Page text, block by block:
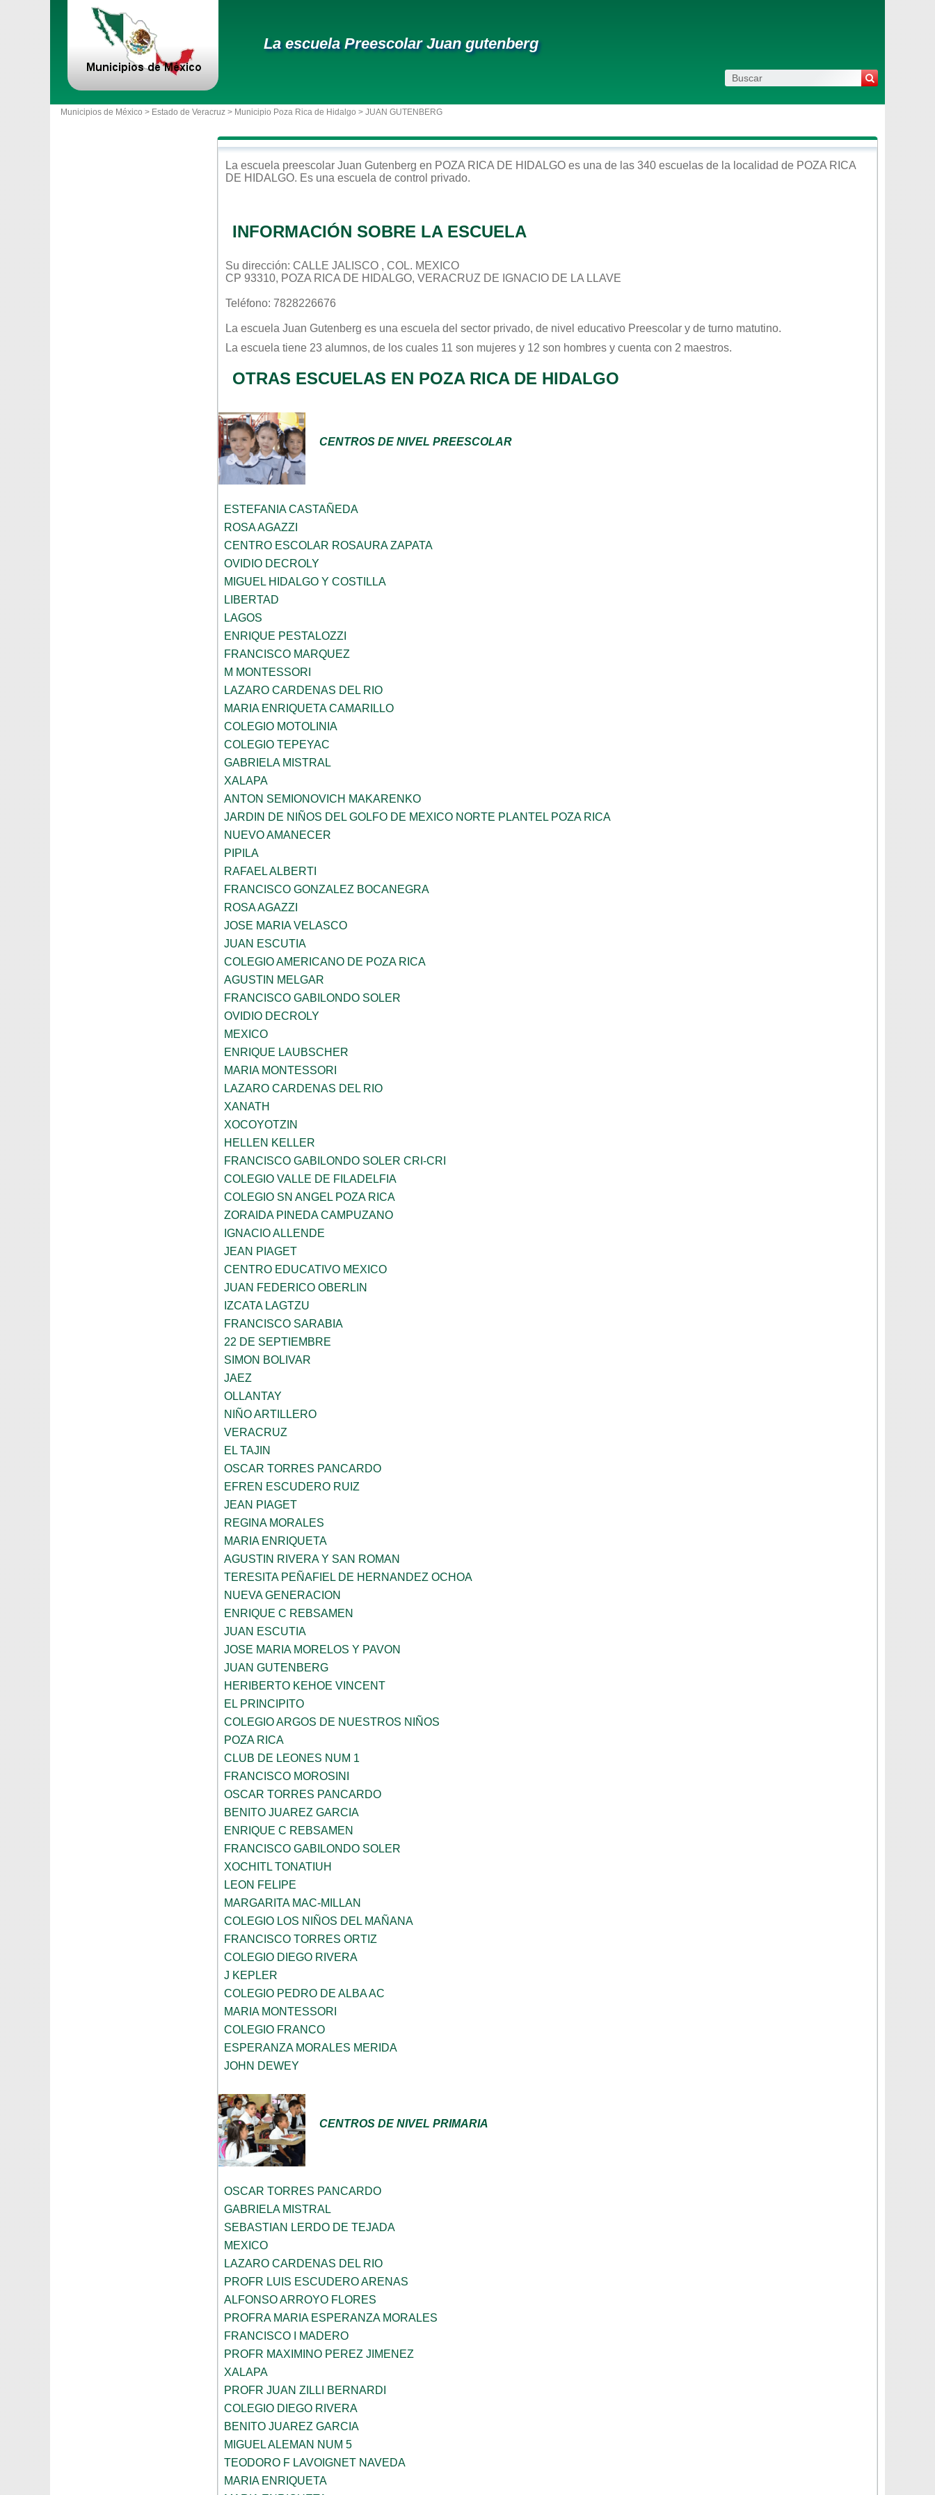
La escuela Preescolar Juan gutenberg
Municipios de México > Estado de Veracruz > Municipio Poza Rica de Hidalgo > JUAN GUTENBERG
La escuela preescolar Juan Gutenberg en POZA RICA DE HIDALGO es una de las 340 escuelas de la localidad de POZA RICA
DE HIDALGO. Es una escuela de control privado.
INFORMACIÓN SOBRE LA ESCUELA
Su dirección: CALLE JALISCO , COL. MEXICO
CP 93310, POZA RICA DE HIDALGO, VERACRUZ DE IGNACIO DE LA LLAVE
Teléfono: 7828226676
La escuela Juan Gutenberg es una escuela del sector privado, de nivel educativo Preescolar y de turno matutino.
La escuela tiene 23 alumnos, de los cuales 11 son mujeres y 12 son hombres y cuenta con 2 maestros.
OTRAS ESCUELAS EN POZA RICA DE HIDALGO
CENTROS DE NIVEL PREESCOLAR
ESTEFANIA CASTAÑEDA
ROSA AGAZZI
CENTRO ESCOLAR ROSAURA ZAPATA
OVIDIO DECROLY
MIGUEL HIDALGO Y COSTILLA
LIBERTAD
LAGOS
ENRIQUE PESTALOZZI
FRANCISCO MARQUEZ
M MONTESSORI
LAZARO CARDENAS DEL RIO
MARIA ENRIQUETA CAMARILLO
COLEGIO MOTOLINIA
COLEGIO TEPEYAC
GABRIELA MISTRAL
XALAPA
ANTON SEMIONOVICH MAKARENKO
JARDIN DE NIÑOS DEL GOLFO DE MEXICO NORTE PLANTEL POZA RICA
NUEVO AMANECER
PIPILA
RAFAEL ALBERTI
FRANCISCO GONZALEZ BOCANEGRA
ROSA AGAZZI
JOSE MARIA VELASCO
JUAN ESCUTIA
COLEGIO AMERICANO DE POZA RICA
AGUSTIN MELGAR
FRANCISCO GABILONDO SOLER
OVIDIO DECROLY
MEXICO
ENRIQUE LAUBSCHER
MARIA MONTESSORI
LAZARO CARDENAS DEL RIO
XANATH
XOCOYOTZIN
HELLEN KELLER
FRANCISCO GABILONDO SOLER CRI-CRI
COLEGIO VALLE DE FILADELFIA
COLEGIO SN ANGEL POZA RICA
ZORAIDA PINEDA CAMPUZANO
IGNACIO ALLENDE
JEAN PIAGET
CENTRO EDUCATIVO MEXICO
JUAN FEDERICO OBERLIN
IZCATA LAGTZU
FRANCISCO SARABIA
22 DE SEPTIEMBRE
SIMON BOLIVAR
JAEZ
OLLANTAY
NIÑO ARTILLERO
VERACRUZ
EL TAJIN
OSCAR TORRES PANCARDO
EFREN ESCUDERO RUIZ
JEAN PIAGET
REGINA MORALES
MARIA ENRIQUETA
AGUSTIN RIVERA Y SAN ROMAN
TERESITA PEÑAFIEL DE HERNANDEZ OCHOA
NUEVA GENERACION
ENRIQUE C REBSAMEN
JUAN ESCUTIA
JOSE MARIA MORELOS Y PAVON
JUAN GUTENBERG
HERIBERTO KEHOE VINCENT
EL PRINCIPITO
COLEGIO ARGOS DE NUESTROS NIÑOS
POZA RICA
CLUB DE LEONES NUM 1
FRANCISCO MOROSINI
OSCAR TORRES PANCARDO
BENITO JUAREZ GARCIA
ENRIQUE C REBSAMEN
FRANCISCO GABILONDO SOLER
XOCHITL TONATIUH
LEON FELIPE
MARGARITA MAC-MILLAN
COLEGIO LOS NIÑOS DEL MAÑANA
FRANCISCO TORRES ORTIZ
COLEGIO DIEGO RIVERA
J KEPLER
COLEGIO PEDRO DE ALBA AC
MARIA MONTESSORI
COLEGIO FRANCO
ESPERANZA MORALES MERIDA
JOHN DEWEY
CENTROS DE NIVEL PRIMARIA
OSCAR TORRES PANCARDO
GABRIELA MISTRAL
SEBASTIAN LERDO DE TEJADA
MEXICO
LAZARO CARDENAS DEL RIO
PROFR LUIS ESCUDERO ARENAS
ALFONSO ARROYO FLORES
PROFRA MARIA ESPERANZA MORALES
FRANCISCO I MADERO
PROFR MAXIMINO PEREZ JIMENEZ
XALAPA
PROFR JUAN ZILLI BERNARDI
COLEGIO DIEGO RIVERA
BENITO JUAREZ GARCIA
MIGUEL ALEMAN NUM 5
TEODORO F LAVOIGNET NAVEDA
MARIA ENRIQUETA